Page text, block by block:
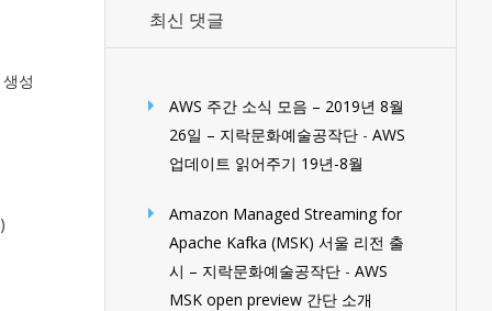
성
최신 댓글
AWS 주간 소식 모음 – 2019년 8월
26일 – 지락문화예술공작단 - AWS
업데이트 읽어주기 19년-8월
Amazon Managed Streaming for
Apache Kafka (MSK) 서울 리전 출
시 – 지락문화예술공작단 - AWS
MSK open preview 간단 소개